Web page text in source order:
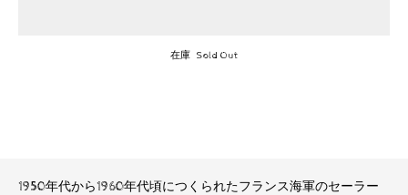
在庫 Sold Out
1950年代から1960年代頃につくられたフランス海軍のセーラー